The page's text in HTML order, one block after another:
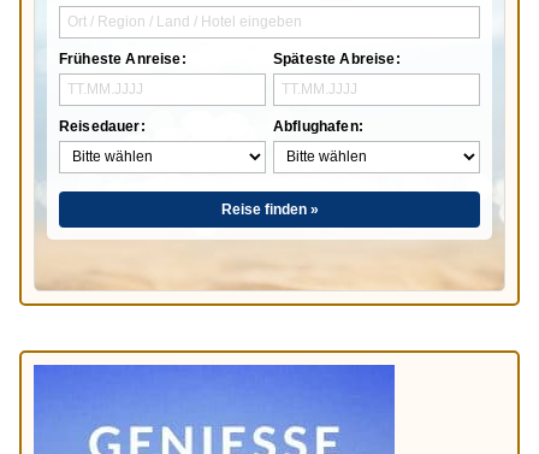
Früheste Anreise:
Reisedauer:
Späteste Abreise:
Abflughafen:
Reise finden »